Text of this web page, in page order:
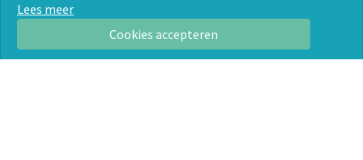
Lees meer
Cookies accepteren
Over ons
Privacyverklaring
Over ons
Contact